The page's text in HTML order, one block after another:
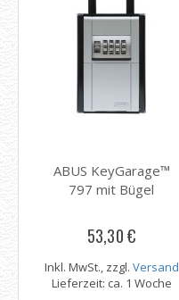
ABUS KeyGarage™
797 mit Bügel
53,30 €
Inkl. MwSt., zzgl. Versand
Lieferzeit: ca. 1 Woche